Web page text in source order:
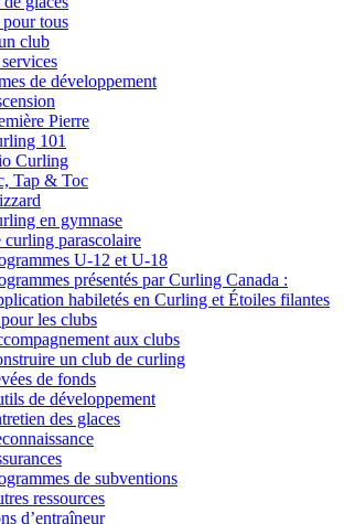
tous
club
de développement
Pierre
101
Curling
Tap & Toc
en gymnase
curling parascolaire
U-12 et U-18
présentés par Curling Canada :
habiletés en Curling et Étoiles filantes
les clubs
aux clubs
un club de curling
de fonds
de développement
des glaces
de subventions
ressources
d’entraîneur